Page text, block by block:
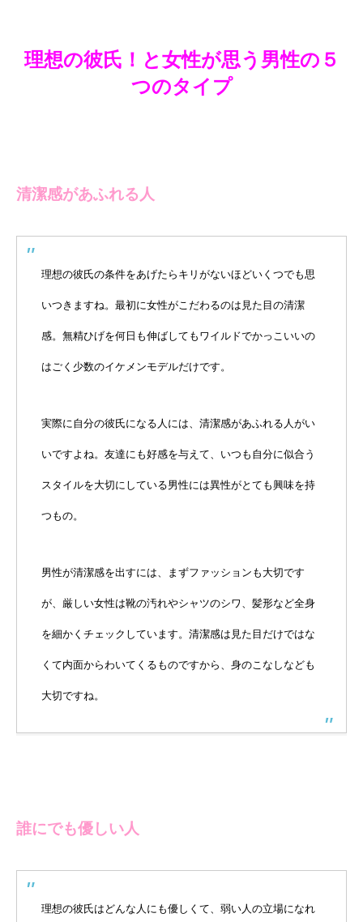
理想の彼氏！と女性が思う男性の５
つのタイプ
清潔感があふれる人
理想の彼氏の条件をあげたらキリがないほどいくつでも思
いつきますね。最初に女性がこだわるのは見た目の清潔
感。無精ひげを何日も伸ばしてもワイルドでかっこいいの
はごく少数のイケメンモデルだけです。
実際に自分の彼氏になる人には、清潔感があふれる人がい
いですよね。友達にも好感を与えて、いつも自分に似合う
スタイルを大切にしている男性には異性がとても興味を持
つもの。
男性が清潔感を出すには、まずファッションも大切です
が、厳しい女性は靴の汚れやシャツのシワ、髪形など全身
を細かくチェックしています。清潔感は見た目だけではな
くて内面からわいてくるものですから、身のこなしなども
大切ですね。
誰にでも優しい人
理想の彼氏はどんな人にも優しくて、弱い人の立場になれ